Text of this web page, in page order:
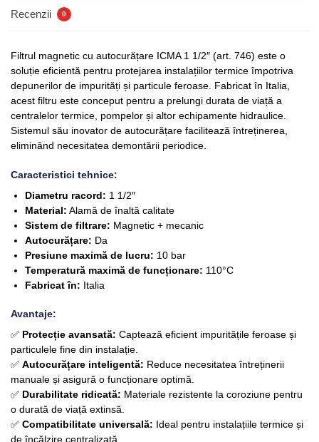
Recenzii 0
Filtrul magnetic cu autocurățare ICMA 1 1/2″ (art. 746) este o
soluție eficientă pentru protejarea instalațiilor termice împotriva
depunerilor de impurități și particule feroase. Fabricat în Italia,
acest filtru este conceput pentru a prelungi durata de viață a
centralelor termice, pompelor și altor echipamente hidraulice.
Sistemul său inovator de autocurățare facilitează întreținerea,
eliminând necesitatea demontării periodice.
Caracteristici tehnice:
Diametru racord: 1 1/2″
Material: Alamă de înaltă calitate
Sistem de filtrare: Magnetic + mecanic
Autocurățare: Da
Presiune maximă de lucru: 10 bar
Temperatură maximă de funcționare: 110°C
Fabricat în: Italia
Avantaje:
✅ Protecție avansată: Captează eficient impuritățile feroase și
particulele fine din instalație.
✅ Autocurățare inteligentă: Reduce necesitatea întreținerii
manuale și asigură o funcționare optimă.
✅ Durabilitate ridicată: Materiale rezistente la coroziune pentru
o durată de viață extinsă.
✅ Compatibilitate universală: Ideal pentru instalațiile termice și
de încălzire centralizată.